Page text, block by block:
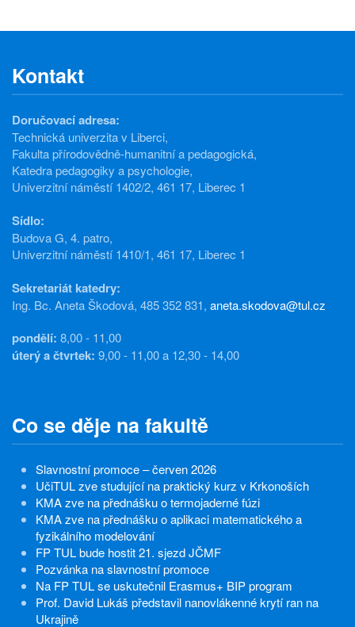
Kontakt
Doručovací adresa:
Technická univerzita v Liberci,
Fakulta přírodovědně-humanitní a pedagogická,
Katedra pedagogiky a psychologie,
Univerzitní náměstí 1402/2, 461 17, Liberec 1
Sídlo:
Budova G, 4. patro,
Univerzitní náměstí 1410/1, 461 17, Liberec 1
Sekretariát katedry:
Ing. Bc. Aneta Škodová, 485 352 831, aneta.skodova@tul.cz
pondělí: 8,00 - 11,00
úterý a čtvrtek: 9,00 - 11,00 a 12,30 - 14,00
Co se děje na fakultě
Slavnostní promoce – červen 2026
UčiTUL zve studující na praktický kurz v Krkonoších
KMA zve na přednášku o termojaderné fúzi
KMA zve na přednášku o aplikaci matematického a
fyzikálního modelování
FP TUL bude hostit 21. sjezd JČMF
Pozvánka na slavnostní promoce
Na FP TUL se uskutečnil Erasmus+ BIP program
Prof. David Lukáš představil nanovlákenné krytí ran na
Ukrajině